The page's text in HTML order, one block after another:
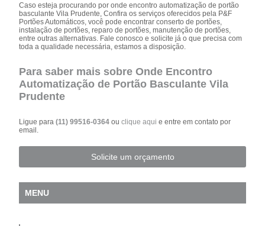
Caso esteja procurando por onde encontro automatização de portão
basculante Vila Prudente, Confira os serviços oferecidos pela P&F
Portões Automáticos, você pode encontrar conserto de portões,
instalação de portões, reparo de portões, manutenção de portões,
entre outras alternativas. Fale conosco e solicite já o que precisa com
toda a qualidade necessária, estamos a disposição.
Para saber mais sobre Onde Encontro
Automatização de Portão Basculante Vila
Prudente
Ligue para(11) 99516-0364ouclique aqui e entre em contato por
email.
Solicite um orçamento
MENU